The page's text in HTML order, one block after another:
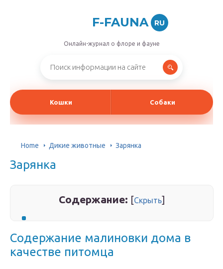
F-FAUNA RU
Онлайн-журнал о флоре и фауне
Кошки Собаки
Home Дикие животные Зарянка
Зарянка
Содержание: [Скрыть]
Содержание малиновки дома в
качестве питомца